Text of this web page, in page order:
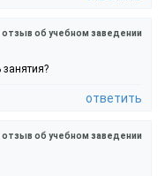
отзыв об учебном заведении
занятия?
ответить
отзыв об учебном заведении